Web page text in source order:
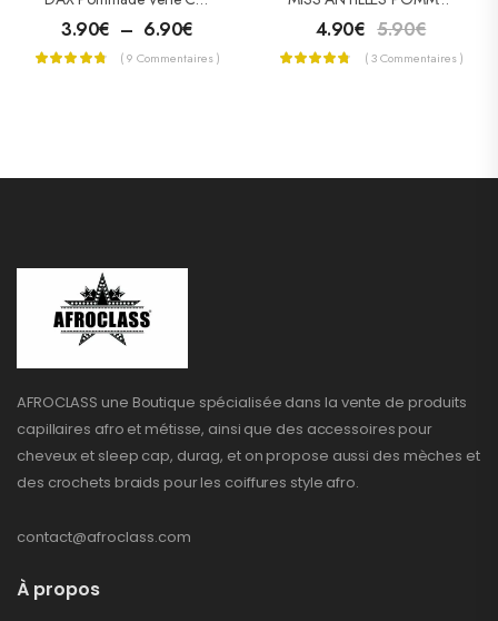
3.90€ – 6.90€
( 9 Commentaires )
4.90€ 5.90€
( 3 Commentaires )
AFROCLASS une Boutique spécialisée dans la vente de produits
capillaires afro et métisse, ainsi que des accessoires pour
cheveux et sleep cap, durag, et on propose aussi des mèches et
des crochets braids pour les coiffures style afro.
contact@afroclass.com
À propos